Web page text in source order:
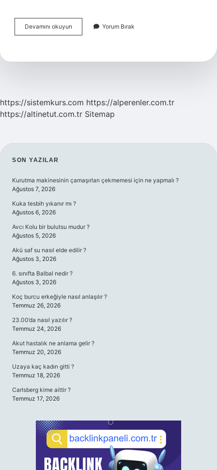
Devamını okuyun
Hangi
Yorum Bırak
https://sistemkurs.com https://alperenler.com.tr
https://altinetut.com.tr Sitemap
SIDEBAR
SON YAZILAR
Kurutma makinesinin çamaşırları çekmemesi için ne yapmalı ?
Ağustos 7, 2026
Kuka tesbih yıkanır mı ?
Ağustos 6, 2026
Avcı Kolu bir bulutsu mudur ?
Ağustos 5, 2026
Akü saf su nasıl elde edilir ?
Ağustos 3, 2026
6. sınıfta Balbal nedir ?
Ağustos 3, 2026
Koç burcu erkeğiyle nasıl anlaşılır ?
Temmuz 26, 2026
23.00’da nasıl yazılır ?
Temmuz 24, 2026
Akut hastalık ne anlama gelir ?
Temmuz 20, 2026
Uzaya kaç kadın gitti ?
Temmuz 18, 2026
Carlsberg kime aittir ?
Temmuz 17, 2026